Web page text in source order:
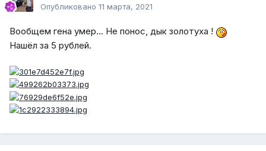
Опубликовано 11 марта, 2021
Вообщем гена умер... Не понос, дык золотуха !
Нашёл за 5 рублей.